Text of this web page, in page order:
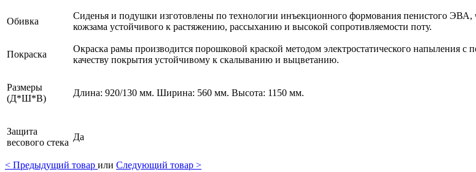
Обивка
Сиденья и подушки изготовлены по технологии инъекционного формования пенистого
кожзама устойчивого к растяжению, рассыханию и высокой сопротивляемости поту.
Покраска
Окраска рамы производится порошковой краской методом электростатического напыления
качеству покрытия устойчивому к скалыванию и выцветанию.
Размеры
(Д*Ш*В)
Длина: 920/130 мм. Ширина: 560 мм. Высота: 1150 мм.
Защита
весового стека
Да
< Предыдущий товар или Следующий товар >